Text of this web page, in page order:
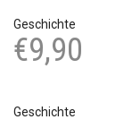
Geschichte
€9,90
Geschichte